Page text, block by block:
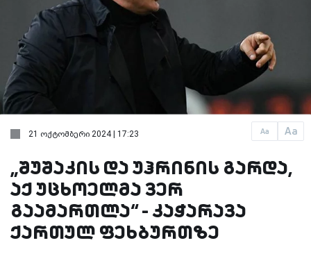
Aa Aa
21 ოქტომბერი 2024 | 17:23
„შუშაკის და უჰრინის გარდა,
აქ უცხოელმა ვერ
გაამართლა“ - კაჭარავა
ქართულ ფეხბურთზე